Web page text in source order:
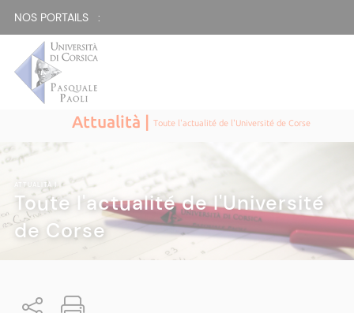
NOS PORTAILS :
Attualità |Toute l'actualité de l'Université de Corse
ATTUALITÀ|
Toute l'actualité de l'Université
de Corse